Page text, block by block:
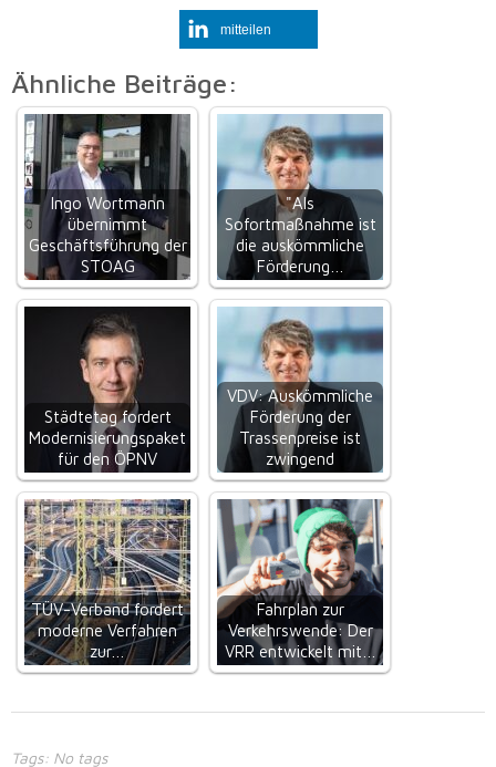
mitteilen
Ähnliche Beiträge:
Ingo Wortmann
übernimmt
Geschäftsführung der
STOAG
"Als
Sofortmaßnahme ist
die auskömmliche
Förderung…
Städtetag fordert
Modernisierungspaket
für den ÖPNV
VDV: Auskömmliche
Förderung der
Trassenpreise ist
zwingend
TÜV-Verband fordert
moderne Verfahren
zur…
Fahrplan zur
Verkehrswende: Der
VRR entwickelt mit…
Tags: No tags